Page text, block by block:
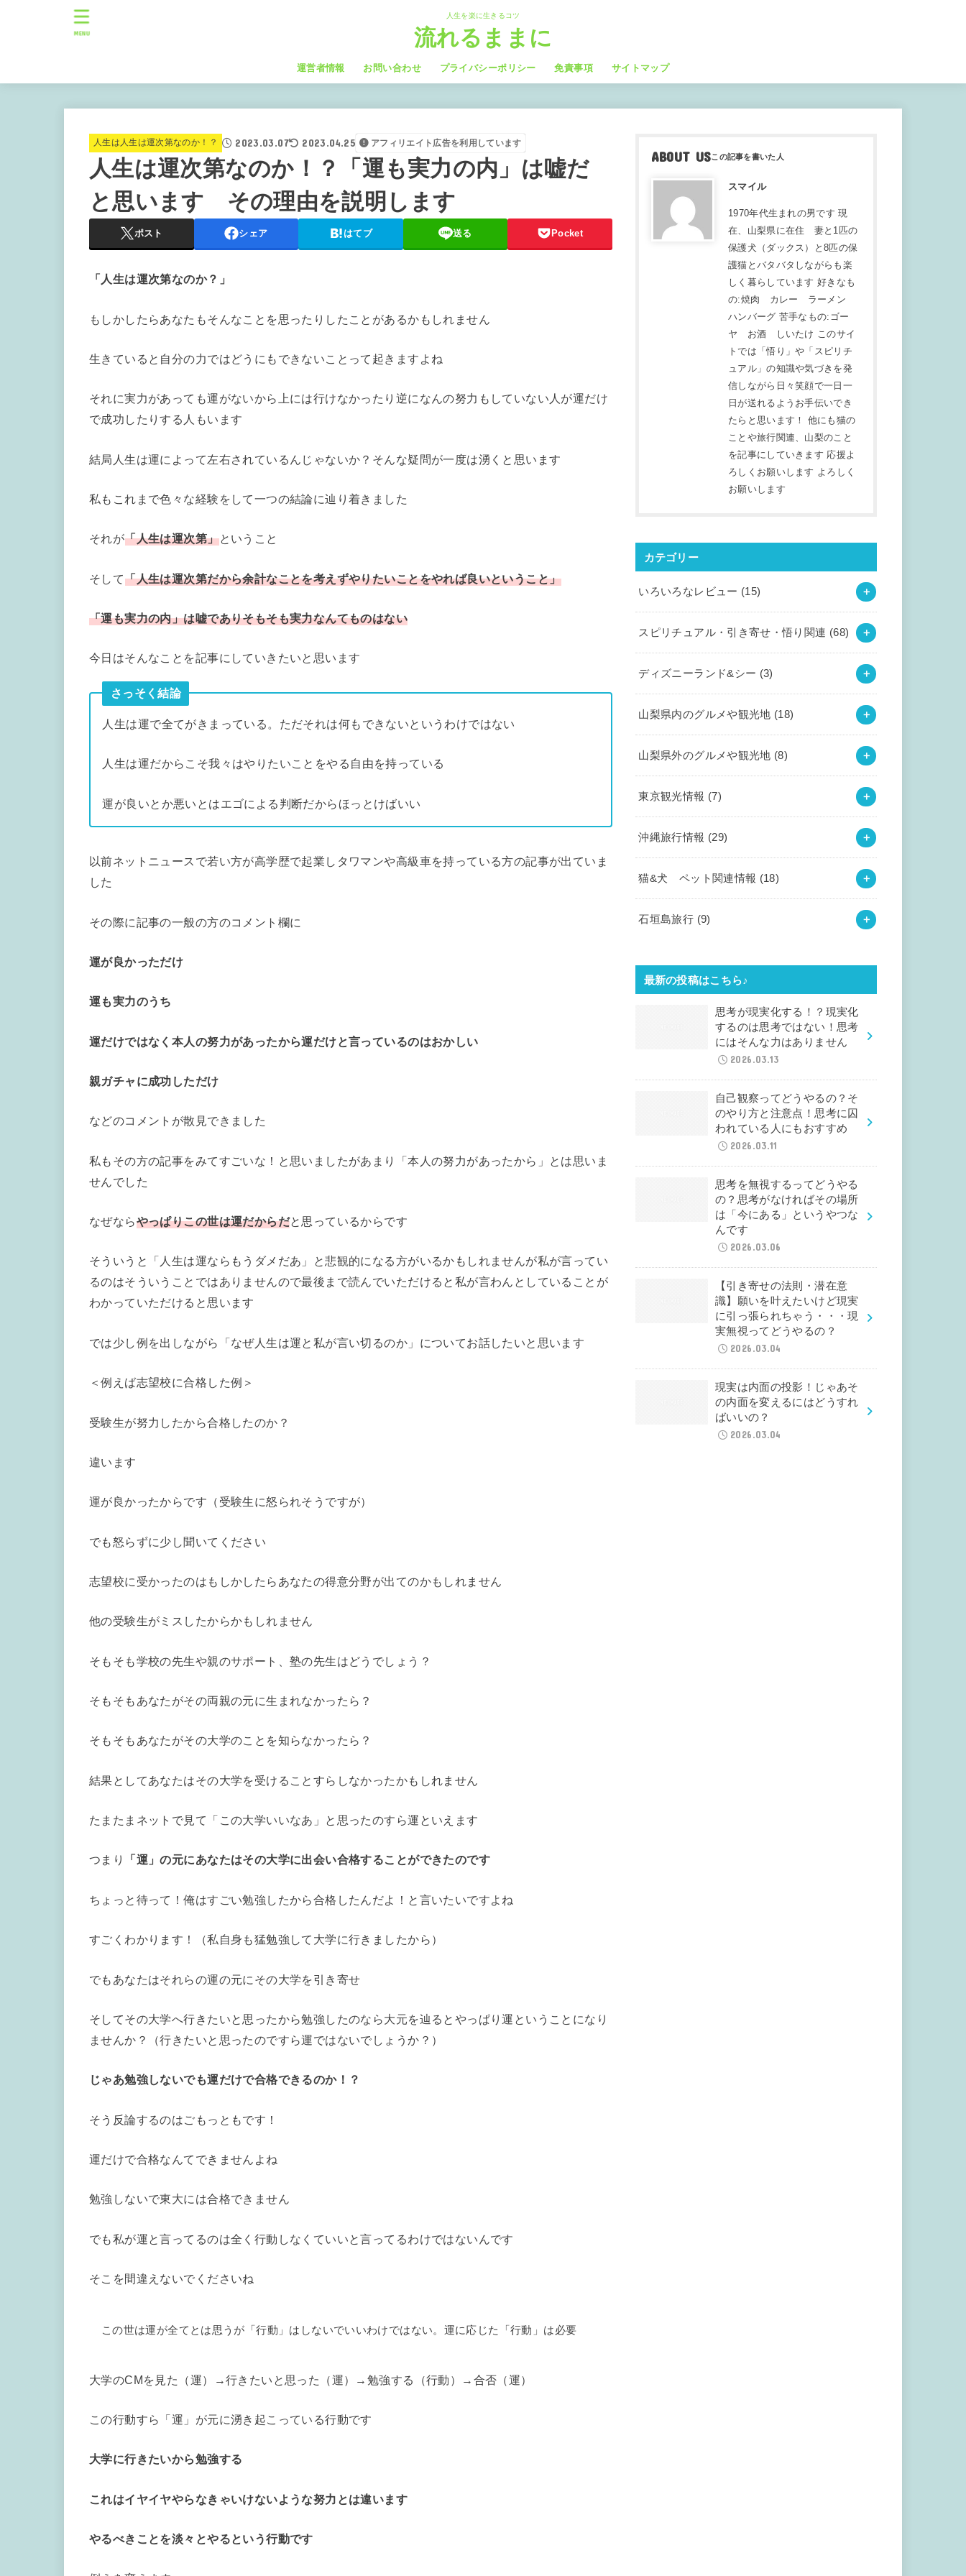
人生を楽に生きるコツ
流れるままに
運営者情報 お問い合わせ プライバシーポリシー 免責事項 サイトマップ
MENU
人生は人生は運次第なのか！？ 2023.03.07 2023.04.25 アフィリエイト広告を利用しています
人生は運次第なのか！？「運も実力の内」は嘘だ
と思います その理由を説明します
ポスト シェア はてブ 送る Pocket
「人生は運次第なのか？」
もしかしたらあなたもそんなことを思ったりしたことがあるかもしれません
生きていると自分の力ではどうにもできないことって起きますよね
それに実力があっても運がないから上には行けなかったり逆になんの努力もしていない人が運だけ
で成功したりする人もいます
結局人生は運によって左右されているんじゃないか？そんな疑問が一度は湧くと思います
私もこれまで色々な経験をして一つの結論に辿り着きました
それが「人生は運次第」ということ
そして「人生は運次第だから余計なことを考えずやりたいことをやれば良いということ」
「運も実力の内」は嘘でありそもそも実力なんてものはない
今日はそんなことを記事にしていきたいと思います
さっそく結論
人生は運で全てがきまっている。ただそれは何もできないというわけではない
人生は運だからこそ我々はやりたいことをやる自由を持っている
運が良いとか悪いとはエゴによる判断だからほっとけばいい
以前ネットニュースで若い方が高学歴で起業しタワマンや高級車を持っている方の記事が出ていま
した
その際に記事の一般の方のコメント欄に
運が良かっただけ
運も実力のうち
運だけではなく本人の努力があったから運だけと言っているのはおかしい
親ガチャに成功しただけ
などのコメントが散見できました
私もその方の記事をみてすごいな！と思いましたがあまり「本人の努力があったから」とは思いま
せんでした
なぜならやっぱりこの世は運だからだと思っているからです
そういうと「人生は運ならもうダメだあ」と悲観的になる方がいるかもしれませんが私が言ってい
るのはそういうことではありませんので最後まで読んでいただけると私が言わんとしていることが
わかっていただけると思います
では少し例を出しながら「なぜ人生は運と私が言い切るのか」についてお話したいと思います
＜例えば志望校に合格した例＞
受験生が努力したから合格したのか？
違います
運が良かったからです（受験生に怒られそうですが）
でも怒らずに少し聞いてください
志望校に受かったのはもしかしたらあなたの得意分野が出てのかもしれません
他の受験生がミスしたからかもしれません
そもそも学校の先生や親のサポート、塾の先生はどうでしょう？
そもそもあなたがその両親の元に生まれなかったら？
そもそもあなたがその大学のことを知らなかったら？
結果としてあなたはその大学を受けることすらしなかったかもしれません
たまたまネットで見て「この大学いいなあ」と思ったのすら運といえます
つまり 「運」の元にあなたはその大学に出会い合格することができたのです
ちょっと待って！俺はすごい勉強したから合格したんだよ！と言いたいですよね
すごくわかります！（私自身も猛勉強して大学に行きましたから）
でもあなたはそれらの運の元にその大学を引き寄せ
そしてその大学へ行きたいと思ったから勉強したのなら大元を辿るとやっぱり運ということになり
ませんか？（行きたいと思ったのですら運ではないでしょうか？）
じゃあ勉強しないでも運だけで合格できるのか！？
そう反論するのはごもっともです！
運だけで合格なんてできませんよね
勉強しないで東大には合格できません
でも私が運と言ってるのは全く行動しなくていいと言ってるわけではないんです
そこを間違えないでくださいね
この世は運が全てとは思うが「行動」はしないでいいわけではない。運に応じた「行動」は必要
大学のCMを見た（運）→行きたいと思った（運）→勉強する（行動）→合否（運）
この行動すら「運」が元に湧き起こっている行動です
大学に行きたいから勉強する
これはイヤイヤやらなきゃいけないような努力とは違います
やるべきことを淡々とやるという行動です
ABOUT US
スマイル
1970年代生まれの男です 現
在、山梨県に在住 妻と1匹の
保護犬（ダックス）と8匹の保
護猫とバタバタしながらも楽
しく暮らしています 好きなも
の:焼肉 カレー ラーメン
ハンバーグ 苦手なもの:ゴー
ヤ お酒 しいたけ このサイ
トでは「悟り」や「スピリチ
ュアル」の知識や気づきを発
信しながら日々笑顔で一日一
日が送れるようお手伝いでき
たらと思います！ 他にも猫の
ことや旅行関連、山梨のこと
を記事にしていきます 応援よ
ろしくお願いします よろしく
お願いします
カテゴリー
いろいろなレビュー (15)
スピリチュアル・引き寄せ・悟り関連 (68)
ディズニーランド&シー (3)
山梨県内のグルメや観光地 (18)
山梨県外のグルメや観光地 (8)
東京観光情報 (7)
沖縄旅行情報 (29)
猫&犬 ペット関連情報 (18)
石垣島旅行 (9)
最新の投稿はこちら♪
思考が現実化する！？現実化
するのは思考ではない！思考
にはそんな力はありません
2026.03.13
自己観察ってどうやるの？そ
のやり方と注意点！思考に囚
われている人にもおすすめ
2026.03.11
思考を無視するってどうやる
の？思考がなければその場所
は「今にある」というやつな
んです
2026.03.06
【引き寄せの法則・潜在意
識】願いを叶えたいけど現実
に引っ張られちゃう・・・現
実無視ってどうやるの？
2026.03.04
現実は内面の投影！じゃあそ
の内面を変えるにはどうすれ
ばいいの？
2026.03.04